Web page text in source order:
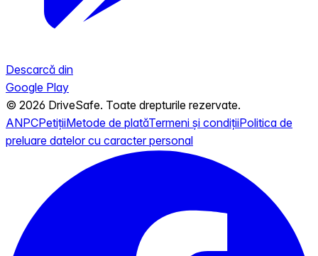
Descarcă din
Google Play
© 2026 DriveSafe. Toate drepturile rezervate.
ANPCPetițiiMetode de platăTermeni și condițiiPolitica de
preluare datelor cu caracter personal